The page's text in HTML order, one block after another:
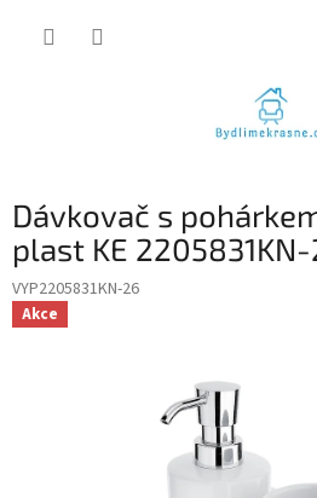
Dávkovač s
plast KE
VYP2205831KN-26
Akce